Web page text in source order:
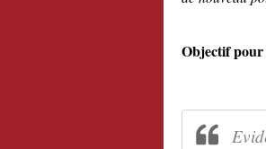
Objectif pour